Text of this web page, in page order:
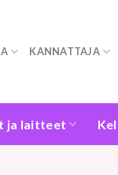
KANNATTAJA
ja laitteet